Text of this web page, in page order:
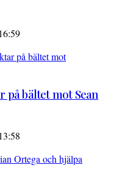
på bältet mot Sean